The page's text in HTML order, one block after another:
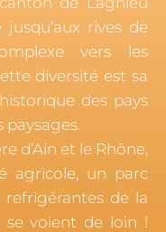
rives de
vers les
diversité est sa
des pays
paysages.
d’Ain et le Rhône,
agricole, un parc
de la
se voient de loin !